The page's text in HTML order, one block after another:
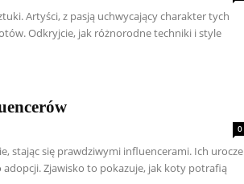
Artyści, z pasją uchwycający charakter tych
Odkryjcie, jak różnorodne techniki i style
0
stając się prawdziwymi influencerami. Ich urocze
Zjawisko to pokazuje, jak koty potrafią